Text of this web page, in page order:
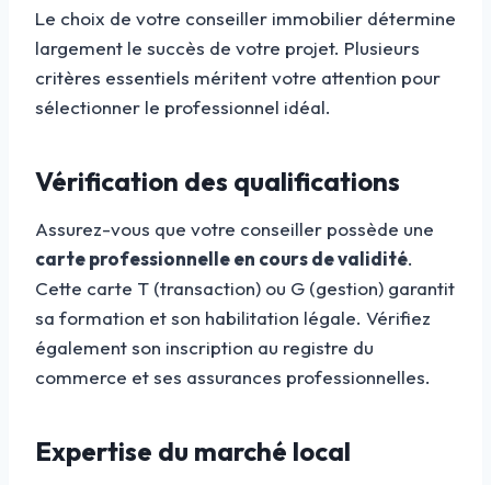
Le choix de votre conseiller immobilier détermine
largement le succès de votre projet. Plusieurs
critères essentiels méritent votre attention pour
sélectionner le professionnel idéal.
Vérification des qualifications
Assurez-vous que votre conseiller possède une
carte professionnelle en cours de validité.
Cette carte T (transaction) ou G (gestion) garantit
sa formation et son habilitation légale. Vérifiez
également son inscription au registre du
commerce et ses assurances professionnelles.
Expertise du marché local